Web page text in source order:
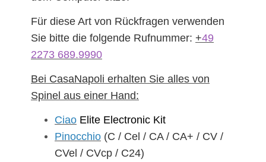
Für diese Art von Rückfragen verwenden
Sie bitte die folgende Rufnummer: +49
2273 689.9990
Bei CasaNapoli erhalten Sie alles von
Spinel aus einer Hand:
Ciao Elite Electronic Kit
Pinocchio (C / Cel / CA / CA+ / CV /
CVel / CVcp / C24)